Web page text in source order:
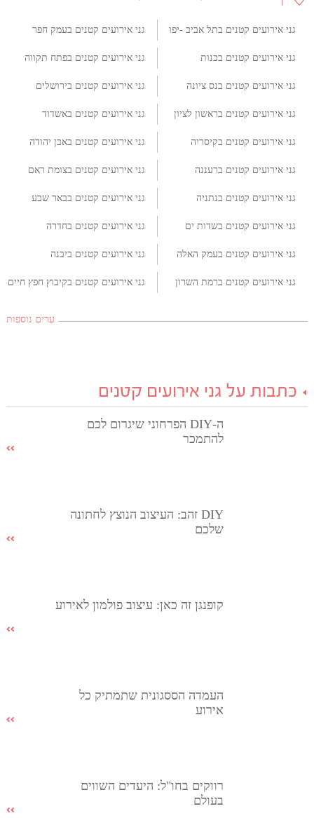
גני אירועים קטנים בתל אביב -יפו גני אירועים קטנים בעמק חפר
גני אירועים קטנים בכנות גני אירועים קטנים בפתח תקווה
גני אירועים קטנים בנס ציונה גני אירועים קטנים בירושלים
גני אירועים קטנים בראשון לציון גני אירועים קטנים באשדוד
גני אירועים קטנים בקיסריה גני אירועים קטנים באבן יהודה
גני אירועים קטנים ברעננה גני אירועים קטנים בצומת ראם
גני אירועים קטנים בנתניה גני אירועים קטנים בבאר שבע
גני אירועים קטנים בשדות ים גני אירועים קטנים בחדרה
גני אירועים קטנים בעמק האלה גני אירועים קטנים ביבנה
גני אירועים קטנים ברמת השרון גני אירועים קטנים בקיבוץ חפץ חיים
ערים נוספות
כתבות על גני אירועים קטנים
ה-DIY הפרחוני שיגרום לכם
להתמכר
DIY זהב: העיצוב הנוצץ לחתונה
שלכם
קופנגן זה כאן: עיצוב פולמון לאירוע
העמדה הססגונית שתמתיק כל
אירוע
רווקים בחו"ל: היעדים השווים
בעולם